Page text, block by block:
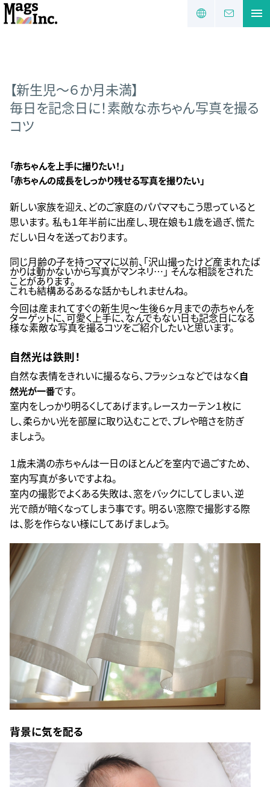
【新生児～６か月未満】
毎日を記念日に！素敵な赤ちゃん写真を撮る
コツ
「赤ちゃんを上手に撮りたい！」
「赤ちゃんの成長をしっかり残せる写真を撮りたい」
新しい家族を迎え、どのご家庭のパパママもこう思っていると
思います。 私も１年半前に出産し、現在娘も１歳を過ぎ、慌た
だしい日々を送っております。
同じ月齢の子を持つママに以前、「沢山撮ったけど産まれたば
かりは動かないから写真がマンネリ…」 そんな相談をされた
ことがあります。
これも結構あるあるな話かもしれませんね。
今回は産まれてすぐの新生児～生後６ヶ月までの赤ちゃんを
ターゲットに、可愛く上手に、なんでもない日も記念日になる
様な素敵な写真を撮るコツをご紹介したいと思います。
自然光は鉄則！
自然な表情をきれいに撮るなら、フラッシュなどではなく自
然光が一番です。
室内をしっかり明るくしてあげます。レースカーテン１枚に
し、柔らかい光を部屋に取り込むことで、ブレや暗さを防ぎ
ましょう。
１歳未満の赤ちゃんは一日のほとんどを室内で過ごすため、
室内写真が多いですよね。
室内の撮影でよくある失敗は、窓をバックにしてしまい、逆
光で顔が暗くなってしまう事です。 明るい窓際で撮影する際
は、影を作らない様にしてあげましょう。
背景に気を配る